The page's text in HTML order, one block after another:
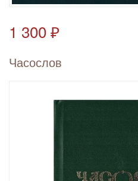
1 300 ₽
Часослов